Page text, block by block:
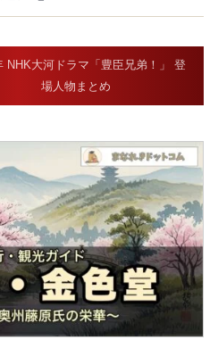
NHK大河ドラマ「豊臣兄弟！」 登
場人物まとめ